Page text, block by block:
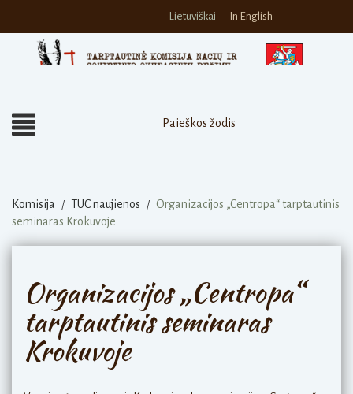
Lietuviškai In English
Komisija / TUC naujienos / Organizacijos „Centropa“ tarptautinis
seminaras Krokuvoje
Organizacijos „Centropa“
tarptautinis seminaras
Krokuvoje